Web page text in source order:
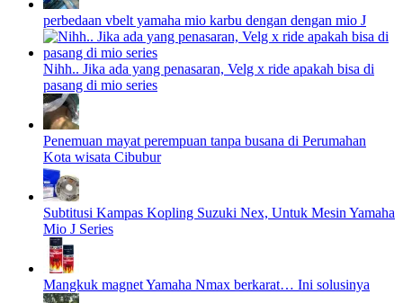
perbedaan vbelt yamaha mio karbu dengan dengan mio J
Nihh.. Jika ada yang penasaran, Velg x ride apakah bisa di
pasang di mio series
Penemuan mayat perempuan tanpa busana di Perumahan
Kota wisata Cibubur
Subtitusi Kampas Kopling Suzuki Nex, Untuk Mesin Yamaha
Mio J Series
Mangkuk magnet Yamaha Nmax berkarat… Ini solusinya